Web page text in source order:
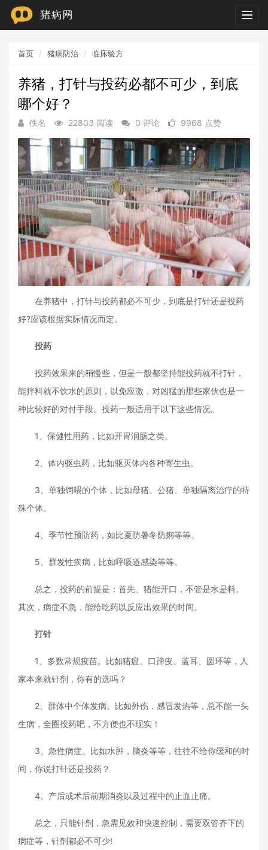
首页 猪病防治 临床验方
养猪，打针与投药必都不可少，到底
哪个好？
佚名 22803 阅读 0 评论 9968 点赞
在养猪中，打针与投药都必不可少，到底是打针还是投药
好?应该根据实际情况而定。
投药
投药效果来的稍慢些，但是一般都坚持能投药就不打针，
能拌料就不饮水的原则，以免应激，对凶猛的那些家伙也是一
种比较好的对付手段。投药一般适用于以下这些情况。
1、保健性用药，比如开胃润肠之类。
2、体内驱虫药，比如驱灭体内各种寄生虫。
3、单独饲喂的个体，比如母猪、公猪、单独隔离治疗的特
殊个体。
4、季节性预防药，如比夏防暑冬防痢等等。
5、群发性疾病，比如呼吸道感染等等。
总之，投药的前提是：首先、猪能开口，不管是水是料。
其次，病症不急，能给吃药以反应出效果的时间。
打针
1、多数常规疫苗。比如猪瘟、口蹄疫、蓝耳、圆环等，人
家本来就针剂，你有的选吗？
2、群体中个体发病。比如外伤，感冒发热等，总不能一头
生病，全圈投药吧，不方便也不现实！
3、急性病症。比如水肿，脑炎等等，往往不给你缓和的时
间，你说打针还是投药？
4、产后或术后前期消炎以及过程中的止血止痛。
总之，只能针剂，急需见效和快速控制，需要双管齐下的
病症等，针剂都必不可少!